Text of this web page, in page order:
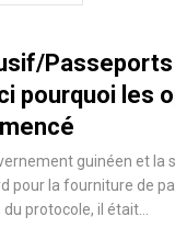
Passeports
pourquoi les
guinéen et la
pour la fourniture de
protocole, il était